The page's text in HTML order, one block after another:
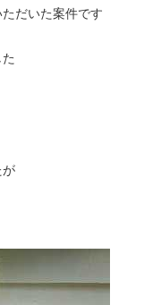
だいた案件です
が